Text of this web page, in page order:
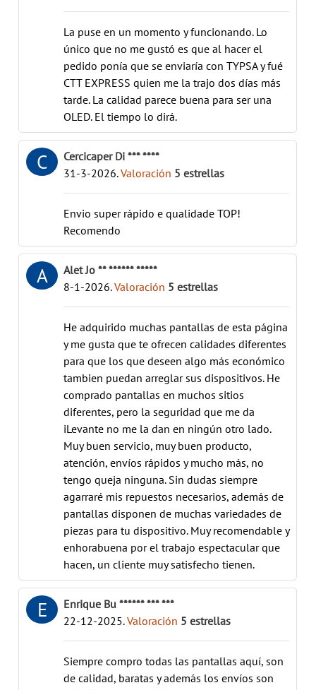
La puse en un momento y funcionando. Lo
único que no me gustó es que al hacer el
pedido ponía que se enviaría con TYPSA y fué
CTT EXPRESS quien me la trajo dos días más
tarde. La calidad parece buena para ser una
OLED. El tiempo lo dirá.
C
Cercicaper Di *** ****
31-3-2026.Valoración 5 estrellas
Envio super rápido e qualidade TOP!
Recomendo
A
Alet Jo ** ****** *****
8-1-2026.Valoración 5 estrellas
He adquirido muchas pantallas de esta página
y me gusta que te ofrecen calidades diferentes
para que los que deseen algo más económico
tambien puedan arreglar sus dispositivos. He
comprado pantallas en muchos sitios
diferentes, pero la seguridad que me da
iLevante no me la dan en ningún otro lado.
Muy buen servicio, muy buen producto,
atención, envíos rápidos y mucho más, no
tengo queja ninguna. Sin dudas siempre
agarraré mis repuestos necesarios, además de
pantallas disponen de muchas variedades de
piezas para tu dispositivo. Muy recomendable y
enhorabuena por el trabajo espectacular que
hacen, un cliente muy satisfecho tienen.
E
Enrique Bu ****** *** ***
22-12-2025.Valoración 5 estrellas
Siempre compro todas las pantallas aquí, son
de calidad, baratas y además los envíos son